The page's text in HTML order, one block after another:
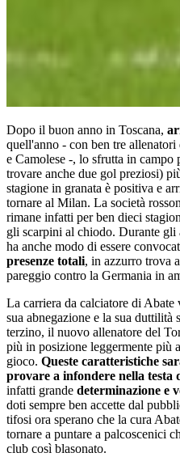
Dopo il buon anno in Toscana,
quell'anno - con ben tre
e Camolese -, lo sfrutta in
trovare anche due gol preziosi)
stagione in granata è positiva e
tornare al Milan. La società
rimane infatti per ben dieci
gli scarpini al chiodo. Durante gli
ha anche modo di essere
presenze totali, in azzurro trova
pareggio contro la Germania in
La carriera da calciatore di Abate
sua abnegazione e la sua duttilità
terzino, il nuovo allenatore del
più in posizione leggermente più
gioco. Queste caratteristiche
provare a infondere nella testa
infatti grande determinazione e
doti sempre ben accette dal
tifosi ora sperano che la cura
tornare a puntare a palcoscenici
club così blasonato.